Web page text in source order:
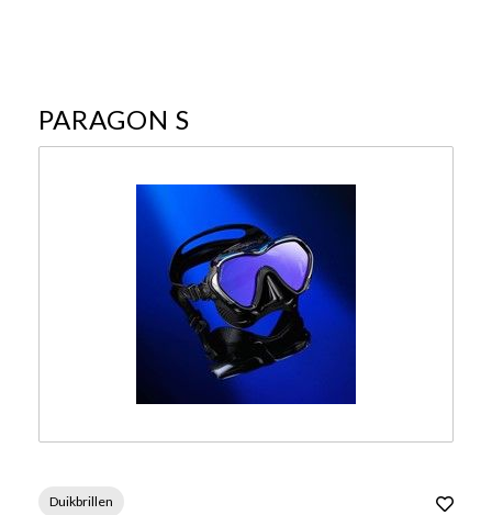
PARAGON S
Duikbrillen